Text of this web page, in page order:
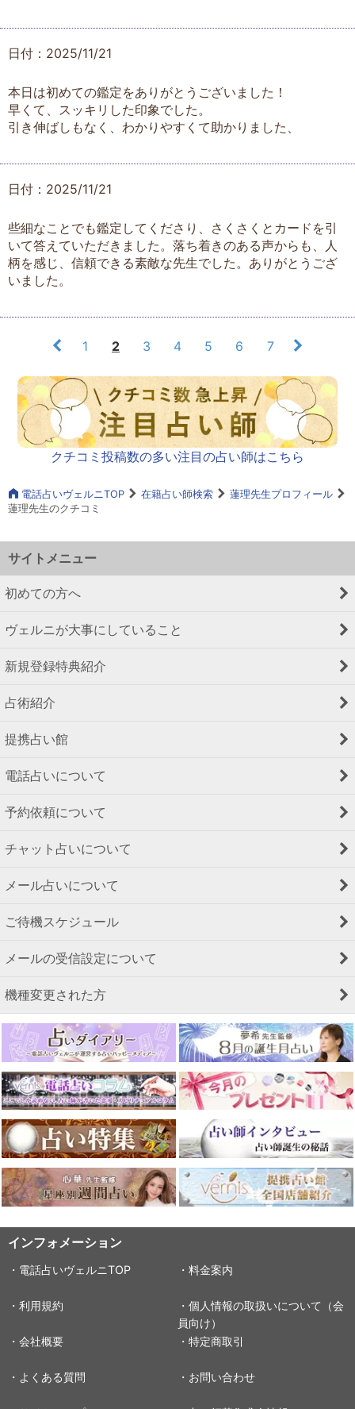
日付：2025/11/21
本日は初めての鑑定をありがとうございました！
早くて、スッキリした印象でした。
引き伸ばしもなく、わかりやすくて助かりました、
日付：2025/11/21
些細なことでも鑑定してくださり、さくさくとカードを引
いて答えていただきました。落ち着きのある声からも、人
柄を感じ、信頼できる素敵な先生でした。ありがとうござ
いました。
1 2 3 4 5 6 7
クチコミ投稿数の多い注目の占い師はこちら
電話占いヴェルニTOP 在籍占い師検索
蓮理先生プロフィール
蓮理先生のクチコミ
サイトメニュー
初めての方へ
ヴェルニが大事にしていること
新規登録特典紹介
占術紹介
提携占い館
電話占いについて
予約依頼について
チャット占いについて
メール占いについて
ご待機スケジュール
メールの受信設定について
機種変更された方
インフォメーション
・電話占いヴェルニTOP ・料金案内
・利用規約
・個人情報の取扱いについて（会
員向け）
・会社概要
・特定商取引
・よくある質問 ・お問い合わせ